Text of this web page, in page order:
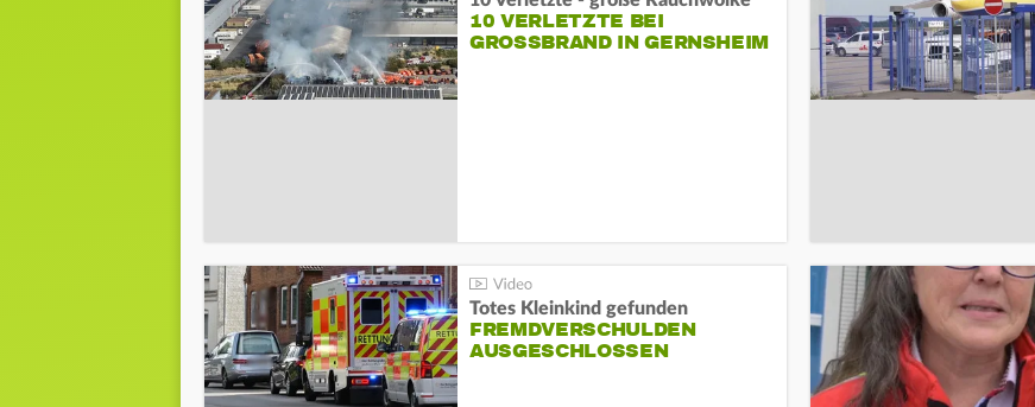
10 VERLETZTE BEI
GROSSBRAND IN GERNSHEIM
Totes Kleinkind gefunden
FREMDVERSCHULDEN
AUSGESCHLOSSEN